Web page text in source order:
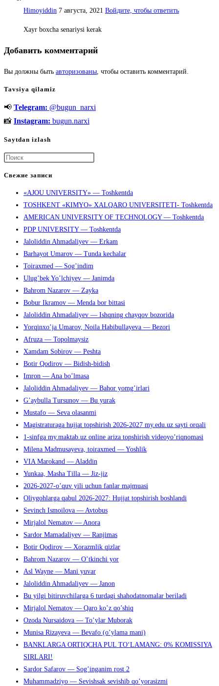
Himoyiddin 7 августа, 2021 Войдите, чтобы ответить
Xayr boxcha senariysi kerak
Добавить комментарий
Вы должны быть авторизованы , чтобы оставить комментарий.
Tavsiya qilamiz
📢 Telegram: @bugun_narxi
📸 Instagram: bugun.narxi
Saytdan izlash
чтобы
закрыть
панель
поиска.
Свежие записи
«AJOU UNIVERSITY» — Toshkentda
TOSHKENT «KIMYO» XALQARO UNIVERSITETI- Toshkentda
AMERICAN UNIVERSITY OF TECHNOLOGY — Toshkentda
PDP UNIVERSITY — Toshkentda
Jaloliddin Ahmadaliyev — Erkam
Barhayot Umarov — Tunda kechalar
Toiraxmed — Sog’indim
Ulug’bek Yo’lchiyev — Janimda
Bahrom Nazarov — Zayka
Bobur Ikramov — Menda bor bittasi
Jaloliddin Ahmadaliyev — Ishqning chayqov bozorida
Yorqinxo’ja Umarov, Noila Habibullayeva — Bezori
Afruza — Topolmaysiz
Xamdam Sobirov — Peshta
Botir Qodirov — Bidish-bidish
Imron — Ana bo’lmasa
Jaloliddin Ahmadaliyev — Bahor yomg’irlari
G’aybulla Tursunov — Bu yurak
Mustafo — Seva olasanmi
Magistraturaga hujjat topshirish 2026-2027 my.edu.uz sayti orqali
1-sinfga my.maktab.uz online ariza topshirish videoyo’riqnomasi
Milena Madmusayeva, toiraxmed — Yoshlik
VIA Marokand — Aladdin
Yunkaa, Masha Tilla — Jiz-jiz
2026-2027-o’quv yili uchun fanlar majmuasi
Oliygohlarga qabul 2026-2027: Hujjat topshirish boshlandi
Sevinch Ismoilova — Avtobus
Mirjalol Nematov — Anora
Sardor Mamadaliyev — Ranjimas
Botir Qodirov — Xorazmlik qizlar
Bahrom Nazarov — O’tkinchi yor
Asl Wayne — Mani yuvar
Jaloliddin Ahmadaliyev — Janon
Bu yilgi bitiruvchilarga 6 turdagi shahodatnomalar beriladi
Mirjalol Nematov — Qaro ko’z qo’shiq
Ozoda Nursaidova — To’ylar Muborak
Munisa Rizayeva — Bevafo (o’ylama mani)
BANKLARGA ORTIQCHA PUL TO‘LAMANG: 0% KOMISSIYA
SIRLARI!
Sardor Safarov — Sog’inganim rost 2
Muhammadziyo — Sevishsak sevishib qo’yorasizmi